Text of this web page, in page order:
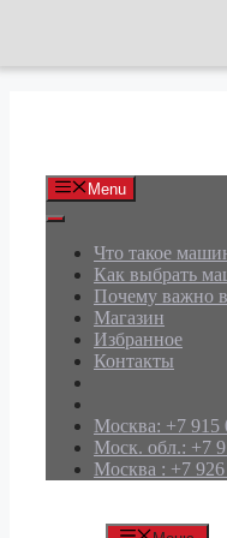
Menu
Что такое
Как выбрать
Почему важно
Магазин
Избранное
Контакты
Москва: +7 915
Моск. обл.: +7
Москва : +7